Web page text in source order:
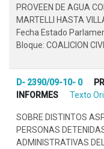
PROVEEN DE AGUA
MARTELLI HASTA
Fecha Estado
Bloque: COALICION
D- 2390/09-10- 0
INFORMES
Texto
SOBRE DISTINTOS
PERSONAS
ADMINISTRATIVAS